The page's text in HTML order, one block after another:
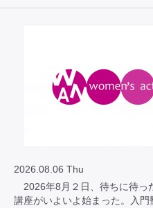
2026.08.06 Thu
2026年8月２日、待ちに待っ
講座がいよいよ始まった。入門